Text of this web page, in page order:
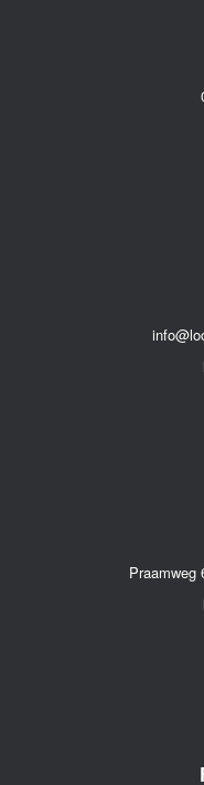
Praamweg